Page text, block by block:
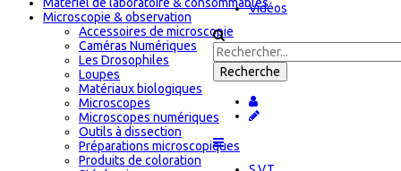
Vidéos
Microscopie & observation
Accessoires de microscopie
Caméras Numériques
Les Drosophiles
Loupes
Matériaux biologiques
Microscopes
Microscopes numériques
Outils à dissection
Préparations microscopiques
Produits de coloration